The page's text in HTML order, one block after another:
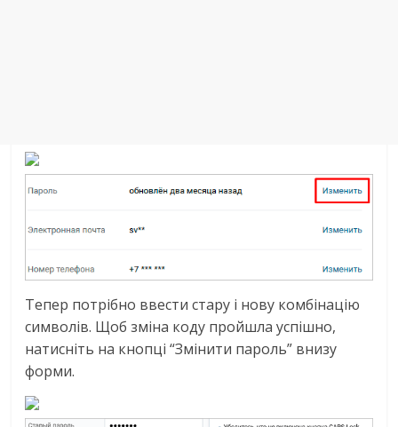
Тепер потрібно ввести стару і нову комбінацію
символів. Щоб зміна коду пройшла успішно,
натисніть на кнопці “Змінити пароль” внизу
форми.